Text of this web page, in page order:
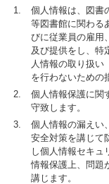
個人情報は、図書
等図書館に関わる
びに従業員の雇用
及び提供をし、特
人情報の取り扱い
を行わないための
個人情報保護に関
守致します。
個人情報の漏えい
安全対策を講じて
し個人情報セキュ
情報保護上、問題
講じます。